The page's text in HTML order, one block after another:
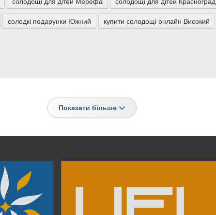
солодкі подарунки Южний купити солодощі онлайн Високий
Показати більше